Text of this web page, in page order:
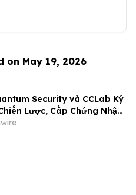
on May 19, 2026
Security và CCLab Ký
Lược, Cấp Chứng Nhận
Và Hậu Lượng Tử